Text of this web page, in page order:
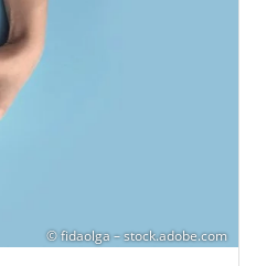
© fidaolga – stock.adobe.com